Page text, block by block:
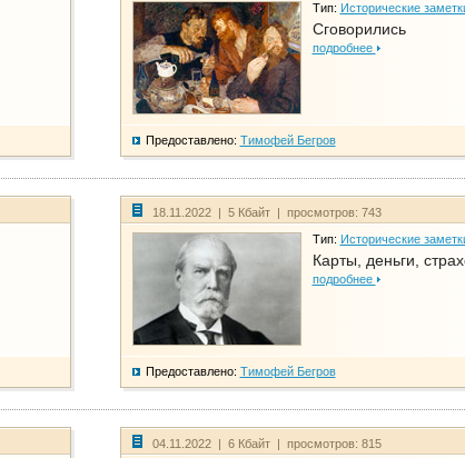
Тип: Исторические
Сговорились
подробнее
Предоставлено: Тимофей Бегров
18.11.2022 | 5 Кбайт | просмотров: 743
Тип: Исторические
Карты, деньги,
подробнее
Предоставлено: Тимофей Бегров
04.11.2022 | 6 Кбайт | просмотров: 815